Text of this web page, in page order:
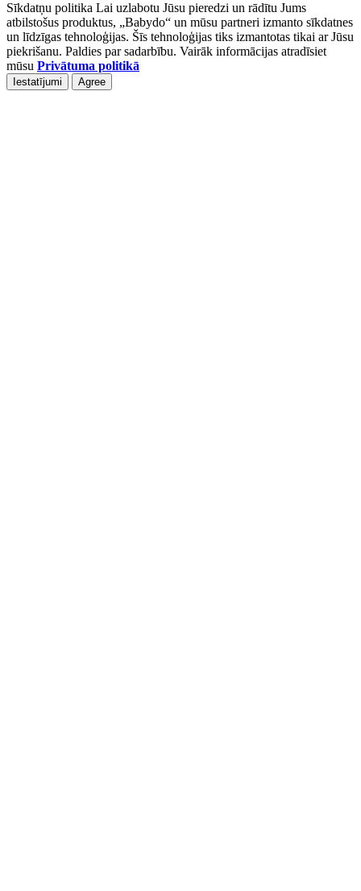
Sīkdatņu politika Lai uzlabotu Jūsu pieredzi un rādītu Jums
atbilstošus produktus, „Babydo“ un mūsu partneri izmanto sīkdatnes
un līdzīgas tehnoloģijas. Šīs tehnoloģijas tiks izmantotas tikai ar Jūsu
piekrišanu. Paldies par sadarbību. Vairāk informācijas atradīsiet
mūsu Privātuma politikā
Iestatījumi Agree